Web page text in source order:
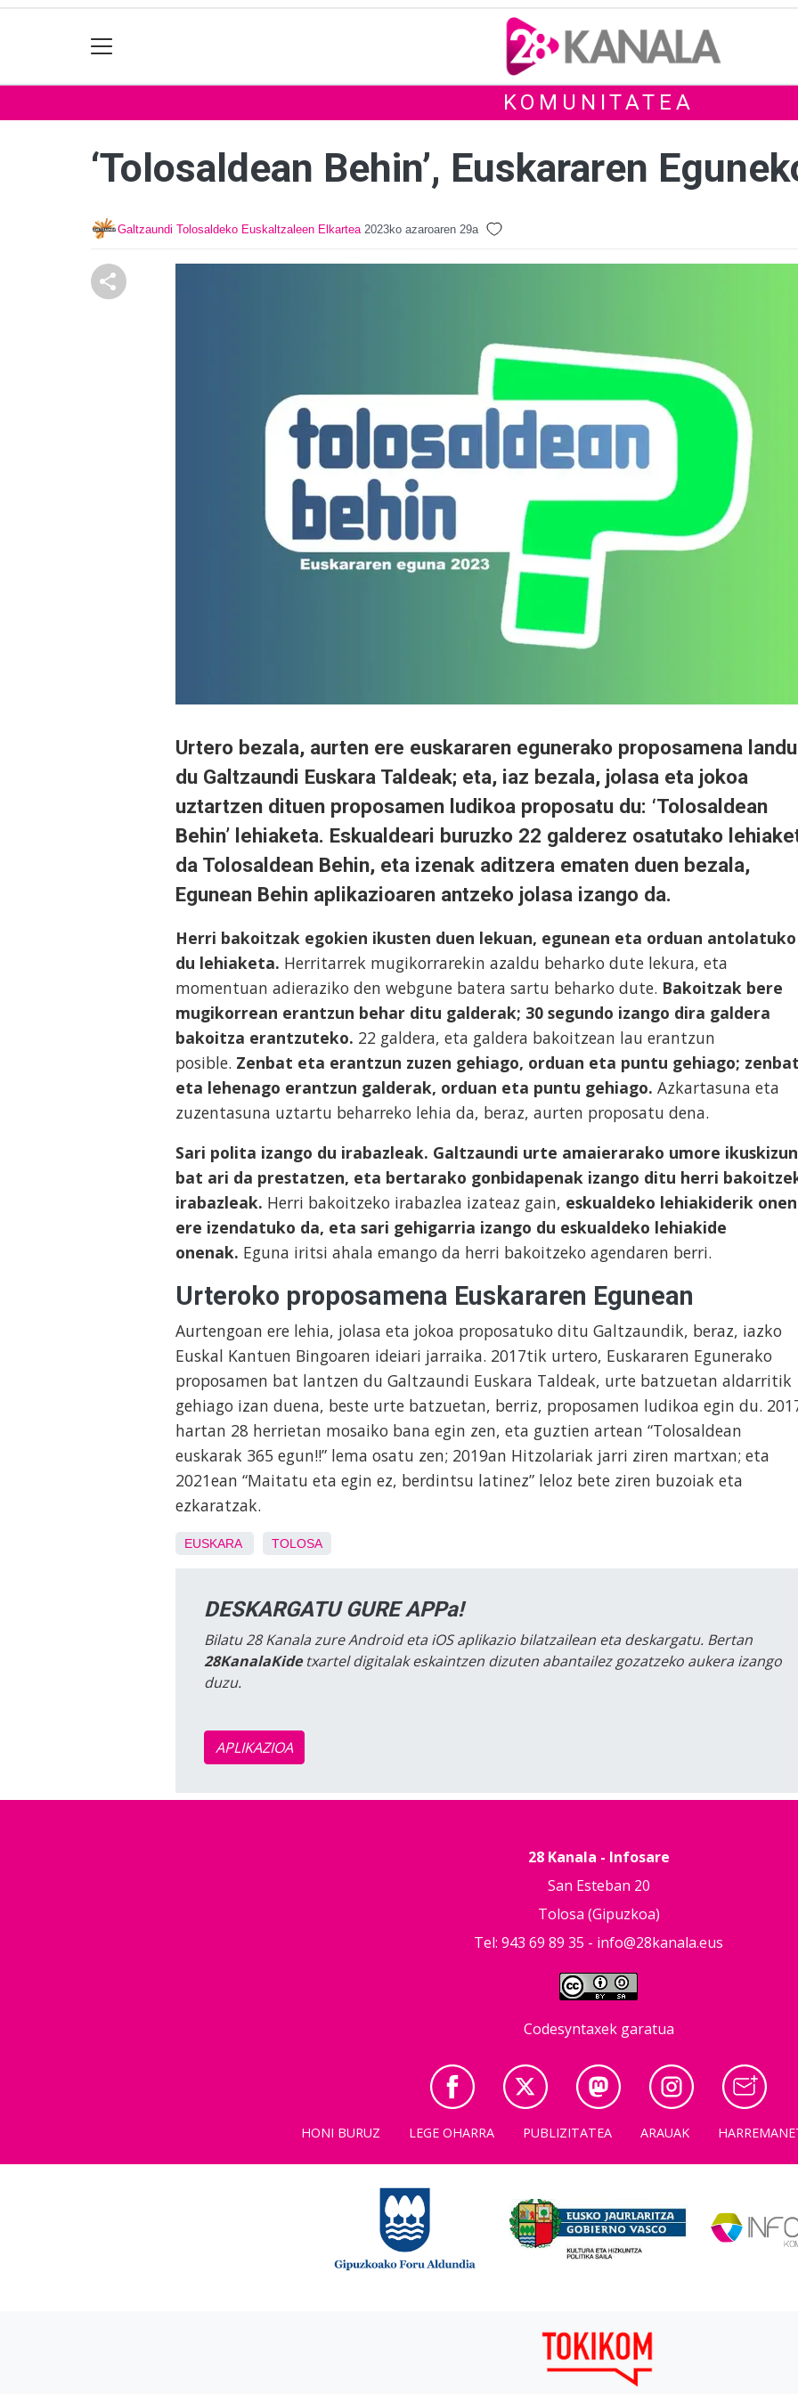
KOMUNITATEA
‘Tolosaldean Behin’, Euskararen
Galtzaundi Tolosaldeko Euskaltzaleen Elkartea 2023ko azaroaren 29a
Urtero bezala, aurten ere euskararen egunerako proposamena landu
du Galtzaundi Euskara Taldeak; eta, iaz bezala, jolasa eta jokoa
uztartzen dituen proposamen ludikoa proposatu du: ‘Tolosaldean
Behin’ lehiaketa. Eskualdeari buruzko 22 galderez osatutako
da Tolosaldean Behin, eta izenak aditzera ematen duen bezala,
Egunean Behin aplikazioaren antzeko jolasa izango da.
Herri bakoitzak egokien ikusten duen lekuan, egunean eta orduan antolatuko
du lehiaketa. Herritarrek mugikorrarekin azaldu beharko dute lekura, eta
momentuan adieraziko den webgune batera sartu beharko dute. Bakoitzak bere
mugikorrean erantzun behar ditu galderak; 30 segundo izango dira galdera
bakoitza erantzuteko. 22 galdera, eta galdera bakoitzean lau erantzun
posible. Zenbat eta erantzun zuzen gehiago, orduan eta puntu gehiago;
eta lehenago erantzun galderak, orduan eta puntu gehiago. Azkartasuna eta
zuzentasuna uztartu beharreko lehia da, beraz, aurten proposatu dena.
Sari polita izango du irabazleak. Galtzaundi urte amaierarako umore ikuskizun
bat ari da prestatzen, eta bertarako gonbidapenak izango ditu herri
irabazleak. Herri bakoitzeko irabazlea izateaz gain, eskualdeko lehiakiderik
ere izendatuko da, eta sari gehigarria izango du eskualdeko lehiakide
onenak. Eguna iritsi ahala emango da herri bakoitzeko agendaren berri.
Urteroko proposamena Euskararen Egunean
Aurtengoan ere lehia, jolasa eta jokoa proposatuko ditu Galtzaundik, beraz, iazko
Euskal Kantuen Bingoaren ideiari jarraika. 2017tik urtero, Euskararen Egunerako
proposamen bat lantzen du Galtzaundi Euskara Taldeak, urte batzuetan aldarritik
gehiago izan duena, beste urte batzuetan, berriz, proposamen ludikoa egin du.
hartan 28 herrietan mosaiko bana egin zen, eta guztien artean “Tolosaldean
euskarak 365 egun!!” lema osatu zen; 2019an Hitzolariak jarri ziren martxan; eta
2021ean “Maitatu eta egin ez, berdintsu latinez” leloz bete ziren buzoiak eta
ezkaratzak.
EUSKARA TOLOSA
DESKARGATU GURE APPa!
Bilatu 28 Kanala zure Android eta iOS aplikazio bilatzailean eta deskargatu. Bertan
28KanalaKidetxartel digitalak eskaintzen dizuten abantailez gozatzeko aukera izango
duzu.
APLIKAZIOA
28 Kanala - Infosare
San Esteban 20
Tolosa (Gipuzkoa)
Tel: 943 69 89 35 - info@28kanala.eus
Codesyntaxek garatua
HONI BURUZ LEGE OHARRA PUBLIZITATEA ARAUAK